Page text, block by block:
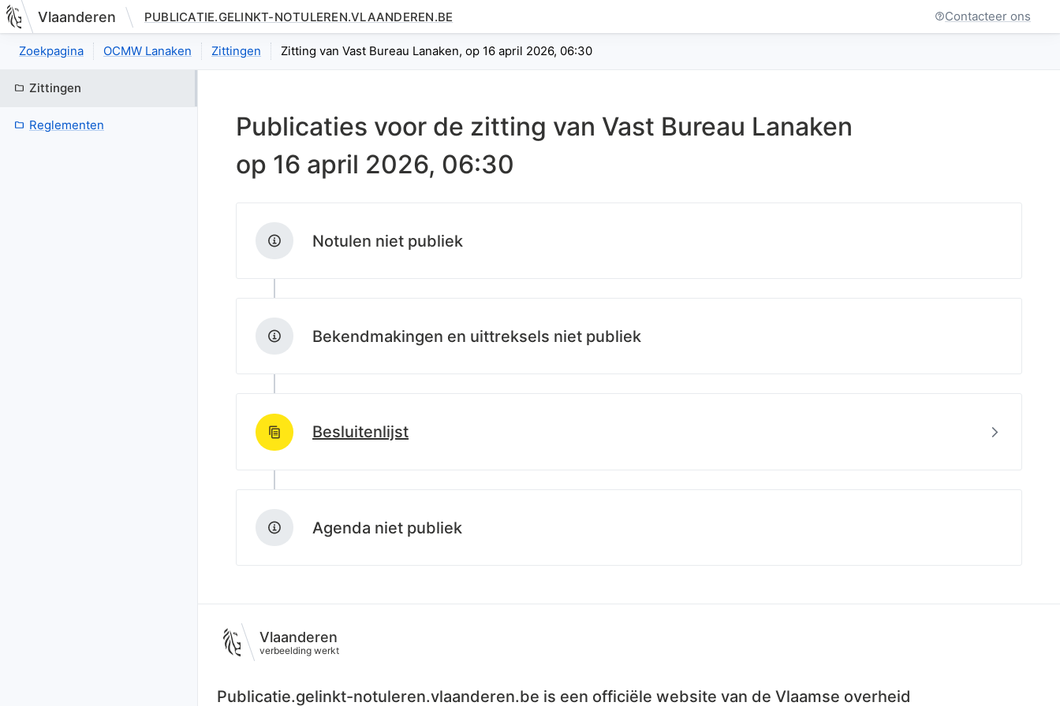
Nieuwe pagina: bestuurseenheid.zittingen.zitting.index
Vlaanderen PUBLICATIE.GELINKT-NOTULEREN.VLAANDEREN.BE Contacteer ons
Zoekpagina OCMW Lanaken Zittingen Zitting van Vast Bureau Lanaken, op 16 april 2026, 06:30
Zittingen
Reglementen Publicaties voor de zitting van Vast Bureau Lanaken
op 16 april 2026, 06:30
Notulen niet publiek
Bekendmakingen en uittreksels niet publiek
Besluitenlijst
http://data.lblod.info/id/lblod/besluitenlijsten/b7a38cc0-3ef3-11f1-b0c8-d76fc55f6c58
Agenda niet publiek
Vlaanderen
verbeelding werkt
Publicatie.gelinkt-notuleren.vlaanderen.be is een officiële website van de Vlaamse overheid